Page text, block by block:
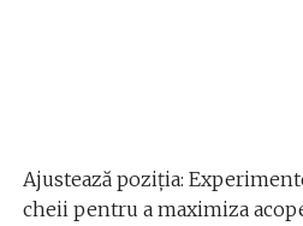
Ajustează poziția:
cheii pentru a maximiza